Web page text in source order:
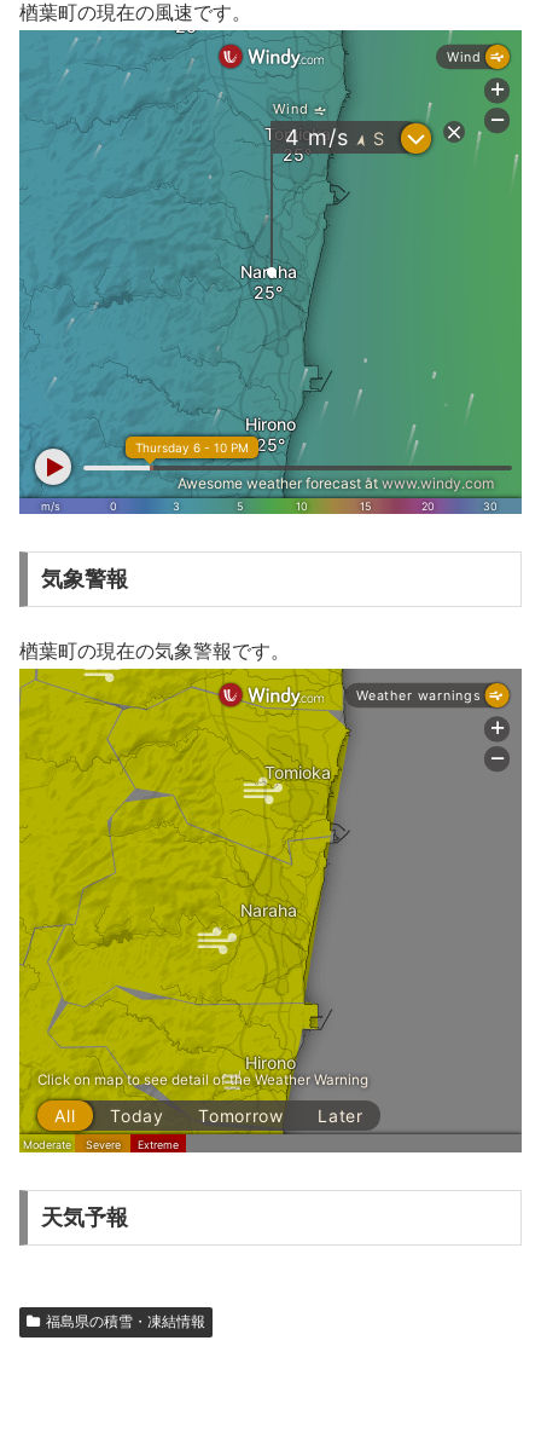
楢葉町の現在の風速です。
気象警報
楢葉町の現在の気象警報です。
天気予報
福島県の積雪・凍結情報